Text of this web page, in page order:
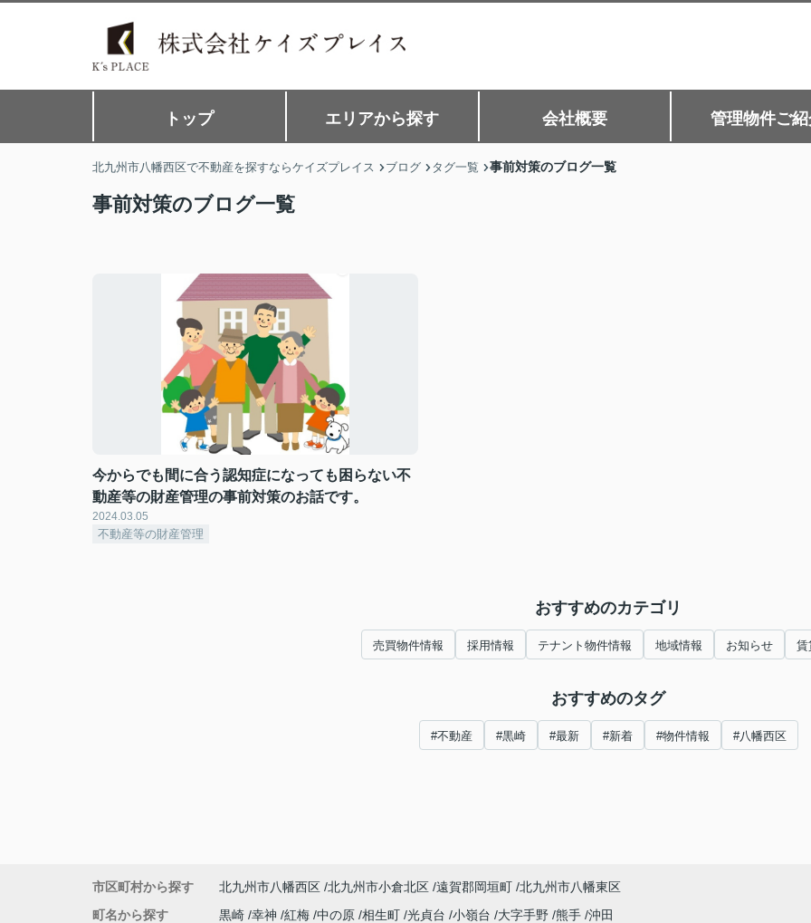
トップ エリアから探す 会社概要 管理物件ご
北九州市八幡西区で不動産を探すならケイズプレイス ブログ タグ一覧 事前対策のブログ一覧
事前対策のブログ一覧
今からでも間に合う認知症になっても困らない不
動産等の財産管理の事前対策のお話です。
2024.03.05
不動産等の財産管理
おすすめのカテゴリ
売買物件情報 採用情報 テナント物件情報 地域情報 お知らせ 賃
おすすめのタグ
#不動産 #黒崎 #最新 #新着 #物件情報 #八幡西区
市区町村から探す 北九州市八幡西区 北九州市小倉北区 遠賀郡岡垣町 北九州市八幡東区
町名から探す
黒崎 幸神 紅梅 中の原 相生町 光貞台 小嶺台 大字手野 熊手 沖田